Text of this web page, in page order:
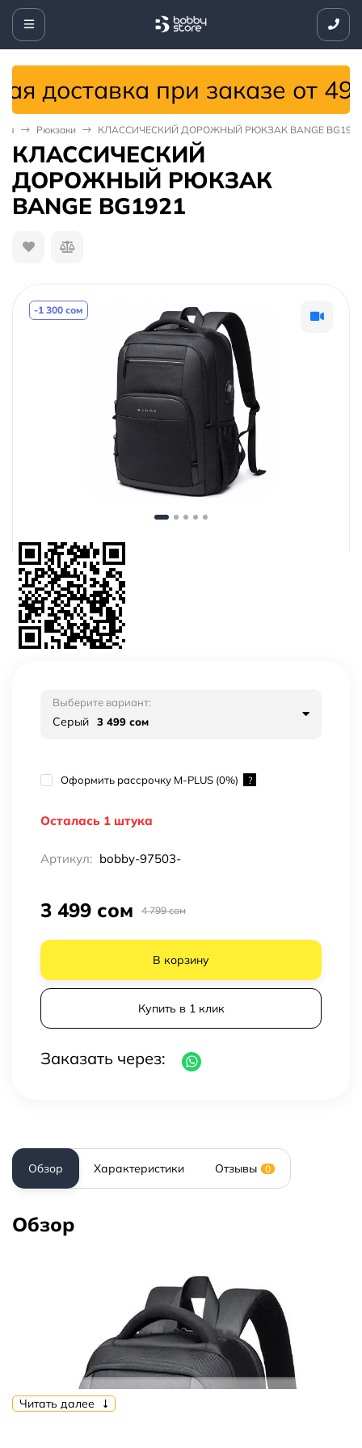
доставка при заказе от 4999
Рюкзаки КЛАССИЧЕСКИЙ ДОРОЖНЫЙ РЮКЗАК BANGE BG1921
КЛАССИЧЕСКИЙ
ДОРОЖНЫЙ РЮКЗАК
BANGE BG1921
-1 300 сом
Выберите вариант:
Серый 3 499 сом
Оформить рассрочку M-PLUS (0%) ?
Осталась 1 штука
Артикул: bobby-97503-
3 499 сом 4 799 сом
В корзину
Купить в 1 клик
Заказать через:
Обзор Характеристики Отзывы 0
Обзор
Читать далее